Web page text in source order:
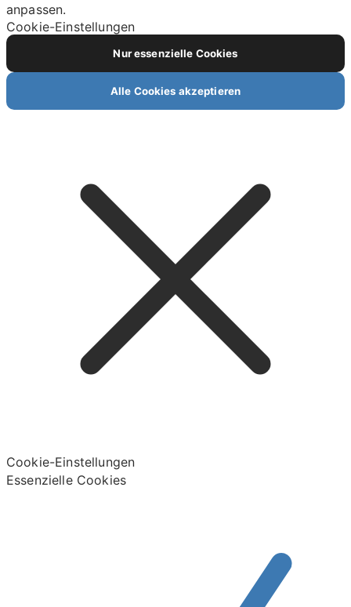
anpassen.
Cookie-Einstellungen
Nur essenzielle Cookies
Alle Cookies akzeptieren
Cookie-Einstellungen
Essenzielle Cookies